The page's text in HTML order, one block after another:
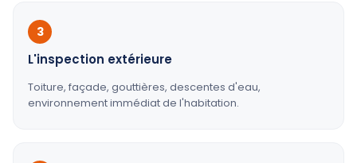
3
L'inspection extérieure
Toiture, façade, gouttières, descentes d'eau,
environnement immédiat de l'habitation.